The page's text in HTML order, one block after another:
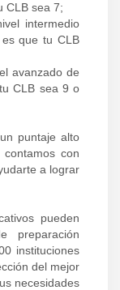
CLB sea 7;
intermedio
que tu CLB
avanzado de
CLB sea 9 o
puntaje alto
con
a lograr
pueden
preparación
instituciones
del mejor
necesidades